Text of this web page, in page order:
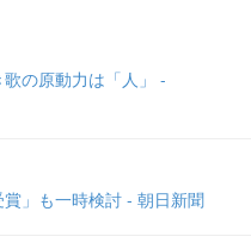
の原動力は「人」 -
」も一時検討 - 朝日新聞